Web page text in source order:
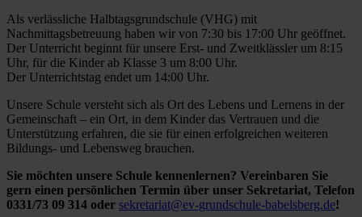
Als verlässliche Halbtagsgrundschule (VHG) mit
Nachmittagsbetreuung haben wir von 7:30 bis 17:00 Uhr geöffnet.
Der Unterricht beginnt für unsere Erst- und Zweitklässler um 8:15
Uhr, für die Kinder ab Klasse 3 um 8:00 Uhr.
Der Unterrichtstag endet um 14:00 Uhr.
Unsere Schule versteht sich als Ort des Lebens und Lernens in der
Gemeinschaft – ein Ort, in dem Kinder das Vertrauen und die
Unterstützung erfahren, die sie für einen erfolgreichen weiteren
Bildungs- und Lebensweg brauchen.
Sie möchten unsere Schule kennenlernen? Vereinbaren Sie
gern einen persönlichen Termin über unser Sekretariat, Telefon
0331/73 09 314 oder sekretariat@ev-grundschule-babelsberg.de!